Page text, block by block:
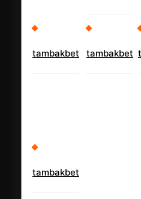
tambakbet tambakbet
tambakbet